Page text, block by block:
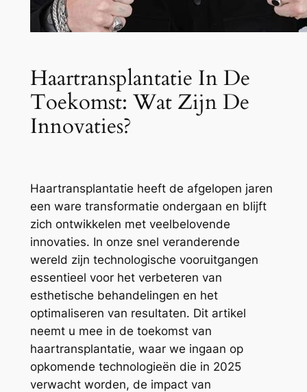
Haartransplantatie In De
Toekomst: Wat Zijn De
Innovaties?
Haartransplantatie heeft de afgelopen jaren
een ware transformatie ondergaan en blijft
zich ontwikkelen met veelbelovende
innovaties. In onze snel veranderende
wereld zijn technologische vooruitgangen
essentieel voor het verbeteren van
esthetische behandelingen en het
optimaliseren van resultaten. Dit artikel
neemt u mee in de toekomst van
haartransplantatie, waar we ingaan op
opkomende technologieën die in 2025
verwacht worden, de impact van